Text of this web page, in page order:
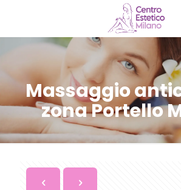
Massaggio
zona Portello